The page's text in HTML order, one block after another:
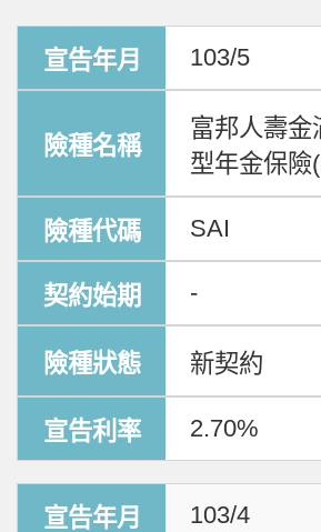
103/5
富邦人壽金
型年金保險
SAI
-
新契約
2.70%
103/4